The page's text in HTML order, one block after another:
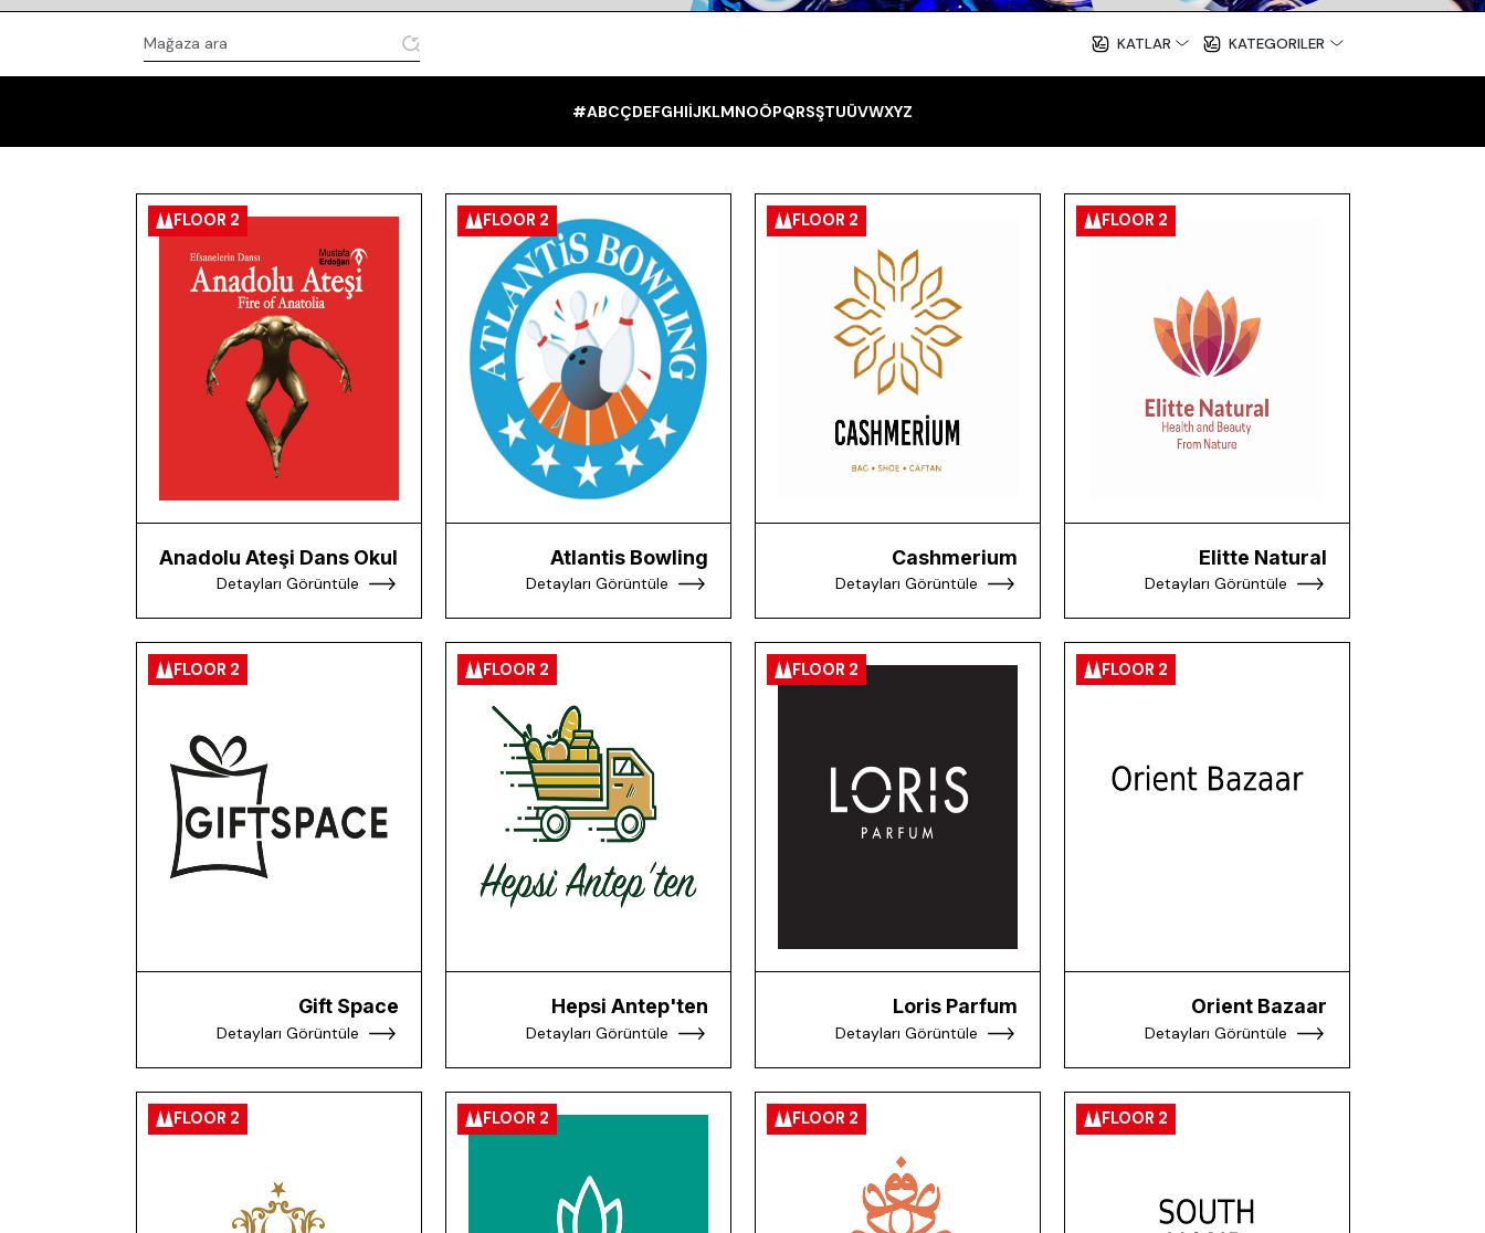
KATLAR KATEGORILER
#ABCÇDEFGHIİJKLMNOÖPQRSŞTUÜVWXYZ
FLOOR 2
Anadolu Ateşi Dans Okulu
Detayları Görüntüle
FLOOR 2
Atlantis Bowling
Detayları Görüntüle
FLOOR 2
Cashmerium
Detayları Görüntüle
FLOOR 2
Elitte Natural
Detayları Görüntüle
FLOOR 2
Gift Space
Detayları Görüntüle
FLOOR 2
Hepsi Antep'ten
Detayları Görüntüle
FLOOR 2
Loris Parfum
Detayları Görüntüle
FLOOR 2
Orient Bazaar
Detayları Görüntüle
FLOOR 2 FLOOR 2 FLOOR 2 FLOOR 2